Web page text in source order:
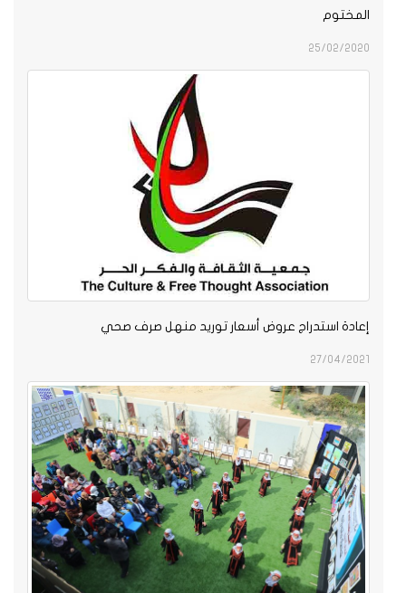
المختوم
25/02/2020
إعادة استدراج عروض أسعار توريد منهل صرف صحي
27/04/2021